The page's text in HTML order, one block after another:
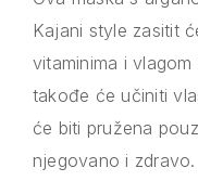
Kajani style zasitit
vitaminima i
takođe će učiniti
će biti pružena
njegovano i zdravo.